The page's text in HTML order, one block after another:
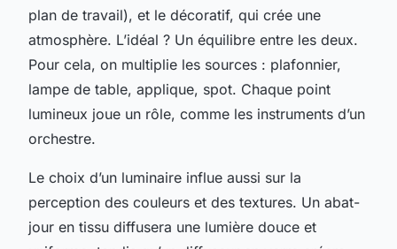
plan de travail), et le décoratif, qui crée une
atmosphère. L’idéal ? Un équilibre entre les deux.
Pour cela, on multiplie les sources : plafonnier,
lampe de table, applique, spot. Chaque point
lumineux joue un rôle, comme les instruments d’un
orchestre.
Le choix d’un luminaire influe aussi sur la
perception des couleurs et des textures. Un abat-
jour en tissu diffusera une lumière douce et